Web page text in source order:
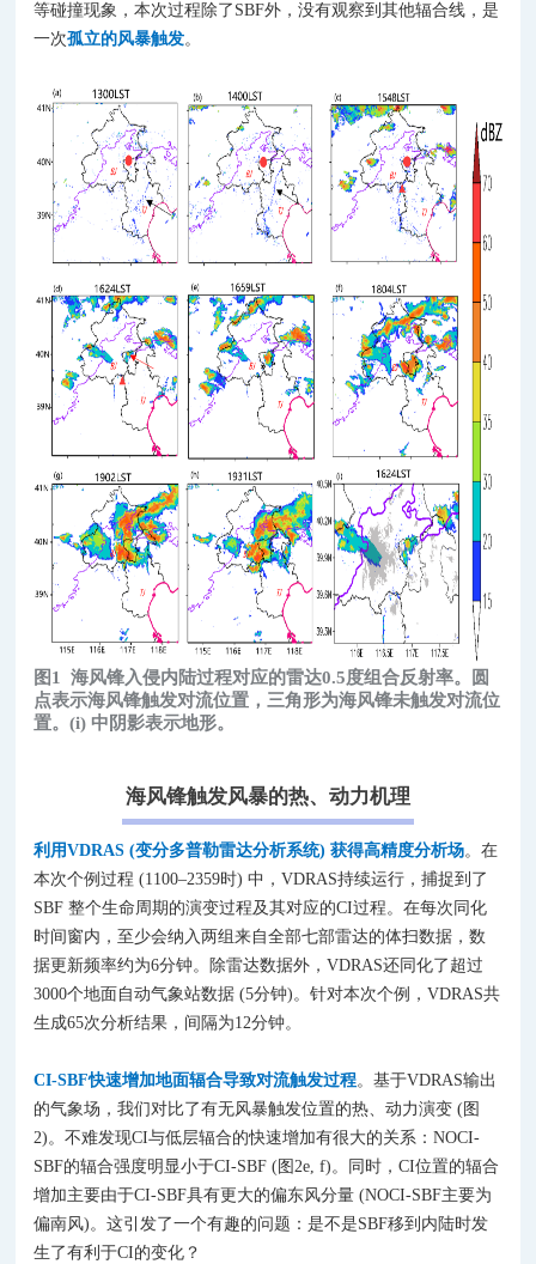
等碰撞现象，本次过程除了SBF外，没有观察到其他辐合线，是
一次孤立的风暴触发。
图1海风锋入侵内陆过程对应的雷达0.5度组合反射率。圆
点表示海风锋触发对流位置，三角形为海风锋未触发对流位
置。(i) 中阴影表示地形。
海风锋触发风暴的热、动力机理
利用VDRAS (变分多普勒雷达分析系统) 获得高精度分析场。在
本次个例过程 (1100–2359时) 中，VDRAS持续运行，捕捉到了
SBF 整个生命周期的演变过程及其对应的CI过程。在每次同化
时间窗内，至少会纳入两组来自全部七部雷达的体扫数据，数
据更新频率约为6分钟。除雷达数据外，VDRAS还同化了超过
3000个地面自动气象站数据 (5分钟)。针对本次个例，VDRAS共
生成65次分析结果，间隔为12分钟。
CI-SBF快速增加地面辐合导致对流触发过程。基于VDRAS输出
的气象场，我们对比了有无风暴触发位置的热、动力演变 (图
2)。不难发现CI与低层辐合的快速增加有很大的关系：NOCI-
SBF的辐合强度明显小于CI-SBF (图2e, f)。同时，CI位置的辐合
增加主要由于CI-SBF具有更大的偏东风分量 (NOCI-SBF主要为
偏南风)。这引发了一个有趣的问题：是不是SBF移到内陆时发
生了有利于CI的变化？